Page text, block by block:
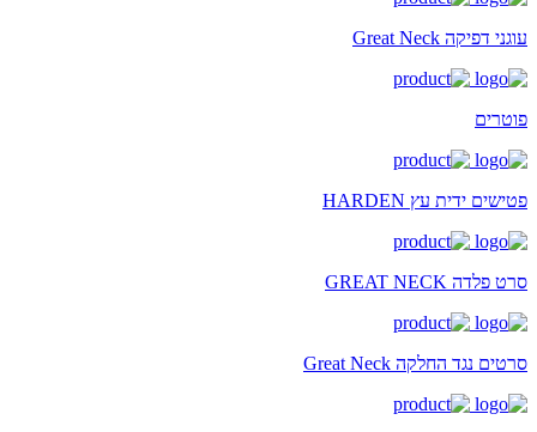
עוגני דפיקה Great Neck
פוטרים
פטישים ידית עץ HARDEN
סרט פלדה GREAT NECK
סרטים נגד החלקה Great Neck